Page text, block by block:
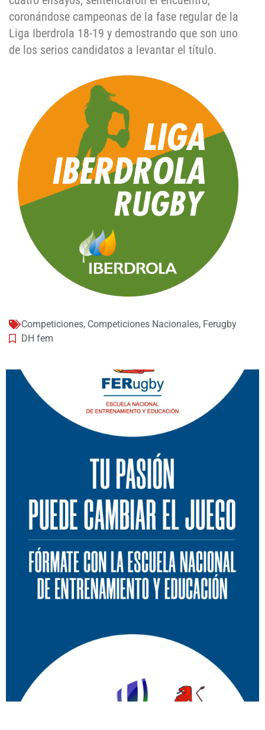
coronándose campeonas de la fase regular de la
Liga Iberdrola 18-19 y demostrando que son uno
de los serios candidatos a levantar el título.
Competiciones, Competiciones Nacionales, Ferugby
DH fem